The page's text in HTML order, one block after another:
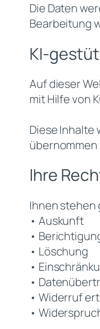
Die Daten
Bearbeitung
KI-
Auf dieser
mit Hilfe von
Diese Inhalte
übernommen
Ihre
Ihnen stehen
• Auskunft
•
• Löschung
•
•
• Widerruf
•